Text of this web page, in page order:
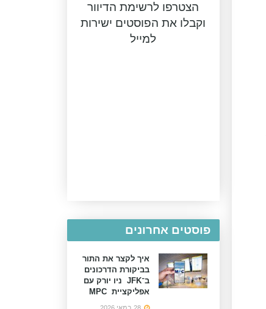
הצטרפו לרשימת הדיוור
וקבלו את הפוסטים ישירות
למייל
פוסטים אחרונים
איך לקצר את התור
בביקורת הדרכונים
ב־JFK ניו יורק עם
אפליקציית MPC